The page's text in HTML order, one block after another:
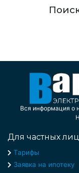
Вся информация о
Для частных лиц
Тарифы
Заявка на ипотеку